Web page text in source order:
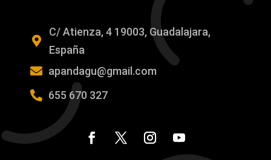

C/ Atienza, 4 19003, Guadalajara,
España
 apandagu@gmail.com
 655 670 327